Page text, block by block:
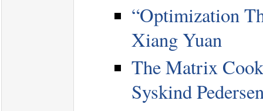
“Optimization
Xiang Yuan
The Matrix
Syskind